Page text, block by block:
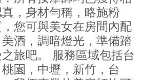
，身材勻稱，略施粉
您可與美女在房間內配
酒，調暗燈光，準備踏
旅吧。 服務區域包括台
園，中壢，新竹，台